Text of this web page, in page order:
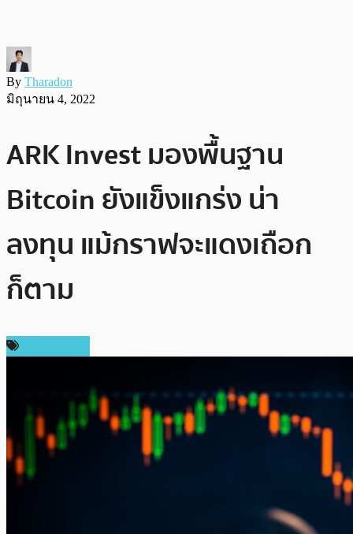
By Tharadon
มิถุนายน 4, 2022
ARK Invest มองพื้นฐาน
Bitcoin ยังแข็งแกร่ง น่า
ลงทุน แม้กราฟจะแดงเถือก
ก็ตาม